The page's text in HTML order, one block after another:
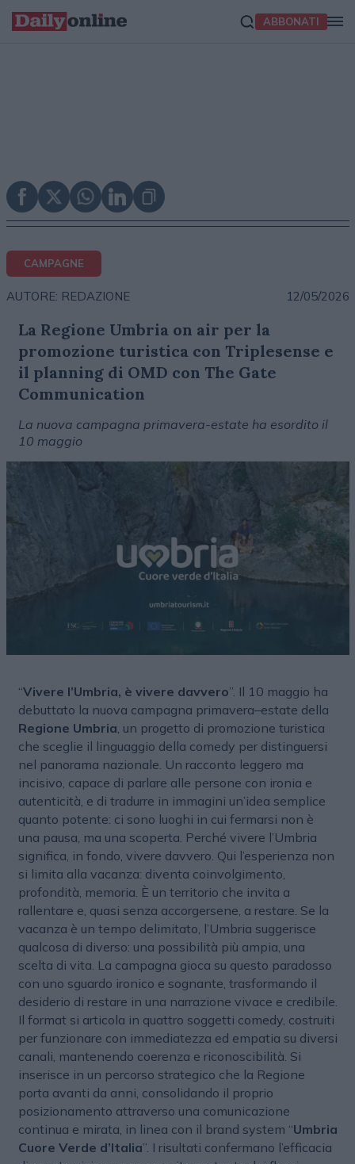
ABBONATI
CAMPAGNE
AUTORE: REDAZIONE 12/05/2026
La Regione Umbria on air per la
promozione turistica con Triplesense e
il planning di OMD con The Gate
Communication
La nuova campagna primavera-estate ha esordito il
10 maggio
“Vivere l’Umbria, è vivere davvero”. Il 10 maggio ha
debuttato la nuova campagna primavera–estate della
Regione Umbria , un progetto di promozione turistica
che sceglie il linguaggio della comedy per distinguersi
nel panorama nazionale. Un racconto leggero ma
incisivo, capace di parlare alle persone con ironia e
autenticità, e di tradurre in immagini un’idea semplice
quanto potente: ci sono luoghi in cui fermarsi non è
una pausa, ma una scoperta. Perché vivere l’Umbria
significa, in fondo, vivere davvero. Qui l’esperienza non
si limita alla vacanza: diventa coinvolgimento,
profondità, memoria. È un territorio che invita a
rallentare e, quasi senza accorgersene, a restare. Se la
vacanza è un tempo delimitato, l’Umbria suggerisce
qualcosa di diverso: una possibilità più ampia, una
scelta di vita. La campagna gioca su questo paradosso
con uno sguardo ironico e sognante, trasformando il
desiderio di restare in una narrazione vivace e credibile.
Il format si articola in quattro soggetti comedy, costruiti
per funzionare con immediatezza ed empatia su diversi
canali, mantenendo coerenza e riconoscibilità. Si
inserisce in un percorso strategico che la Regione
porta avanti da anni, consolidando il proprio
posizionamento attraverso una comunicazione
continua e mirata, in linea con il brand system “Umbria
Cuore Verde d’Italia”. I risultati confermano l’efficacia